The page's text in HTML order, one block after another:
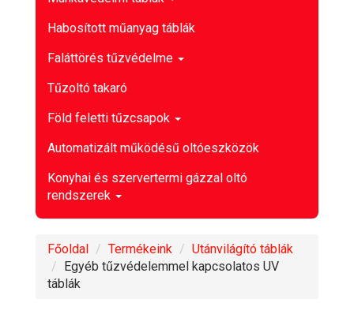
Habosított műanyag táblák
Faláttörés tűzvédelme
Tűzoltó takaró
Föld feletti tűzcsapok
Automatizált működésű oltóeszközök
Konyhai és szervertermi gázzal oltó
rendszerek
Főoldal Termékeink
Utánvilágító táblák
Egyéb tűzvédelemmel kapcsolatos UV
táblák